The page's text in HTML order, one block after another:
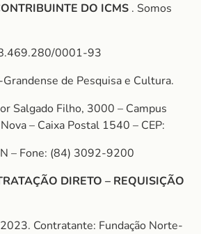
DO ICMS . Somos
0001-93
de Pesquisa e Cultura.
Salgado Filho, 3000 – Campus
– Caixa Postal 1540 – CEP:
– Fone: (84) 3092-9200
DIRETO – REQUISIÇÃO
Contratante: Fundação Norte-